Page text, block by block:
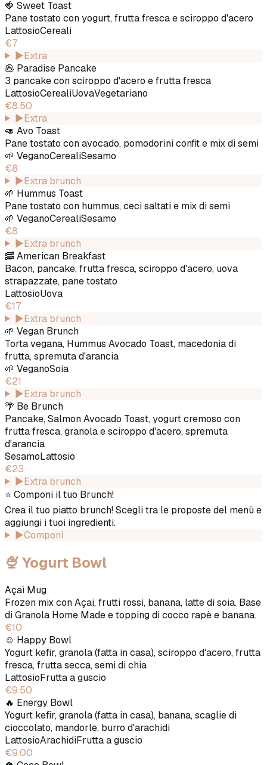
🍓 Sweet Toast
Pane tostato con yogurt, frutta fresca e sciroppo d'acero
LattosioCereali
€7
▶Extra
🥞 Paradise Pancake
3 pancake con sciroppo d'acero e frutta fresca
LattosioCerealiUovaVegetariano
€8.50
▶Extra
🥑 Avo Toast
Pane tostato con avocado, pomodorini confit e mix di semi
🌱 VeganoCerealiSesamo
€8
▶Extra brunch
🌱 Hummus Toast
Pane tostato con hummus, ceci saltati e mix di semi
🌱 VeganoCerealiSesamo
€8
▶Extra brunch
🥓 American Breakfast
Bacon, pancake, frutta fresca, sciroppo d'acero, uova
strapazzate, pane tostato
LattosioUova
€17
▶Extra brunch
🌱 Vegan Brunch
Torta vegana, Hummus Avocado Toast, macedonia di
frutta, spremuta d'arancia
🌱 VeganoSoia
€21
▶Extra brunch
🌴 Be Brunch
Pancake, Salmon Avocado Toast, yogurt cremoso con
frutta fresca, granola e sciroppo d'acero, spremuta
d'arancia
SesamoLattosio
€23
▶Extra brunch
⭐️ Componi il tuo Brunch!
Crea il tuo piatto brunch! Scegli tra le proposte del menù e
aggiungi i tuoi ingredienti.
▶Componi
🍨 Yogurt Bowl
Açaì Mug
Frozen mix con Açai, frutti rossi, banana, latte di soia. Base
di Granola Home Made e topping di cocco rapè e banana.
€10
☺️ Happy Bowl
Yogurt kefir, granola (fatta in casa), sciroppo d'acero, frutta
fresca, frutta secca, semi di chia
LattosioFrutta a guscio
€9.50
🔥 Energy Bowl
Yogurt kefir, granola (fatta in casa), banana, scaglie di
cioccolato, mandorle, burro d'arachidi
LattosioArachidiFrutta a guscio
€9.00